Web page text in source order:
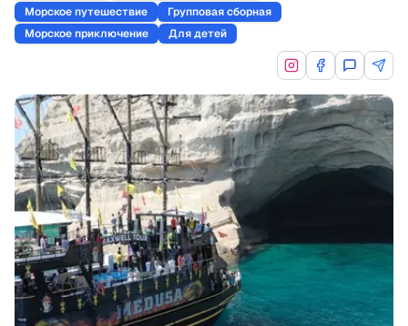
Морское путешествие
Групповая сборная
Морское приключение
Для детей